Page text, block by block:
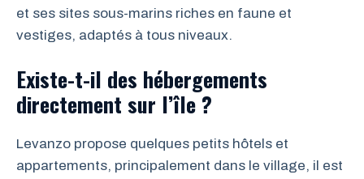
et ses sites sous-marins riches en faune et
vestiges, adaptés à tous niveaux.
Existe-t-il des hébergements
directement sur l’île ?
Levanzo propose quelques petits hôtels et
appartements, principalement dans le village, il est